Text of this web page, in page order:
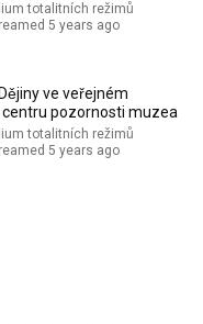
II: Barbara
• 423 views
totalitních režimů
5 years ago
ve veřejném
centru pozornosti muzea
totalitních režimů
5 years ago